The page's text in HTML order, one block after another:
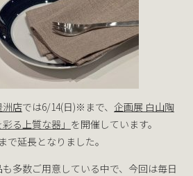
洲店では6/14(日)※まで、 企画展 白山陶
る上質な器」 を開催しています。
延長となりました。
多数ご用意している中で、今回は毎日